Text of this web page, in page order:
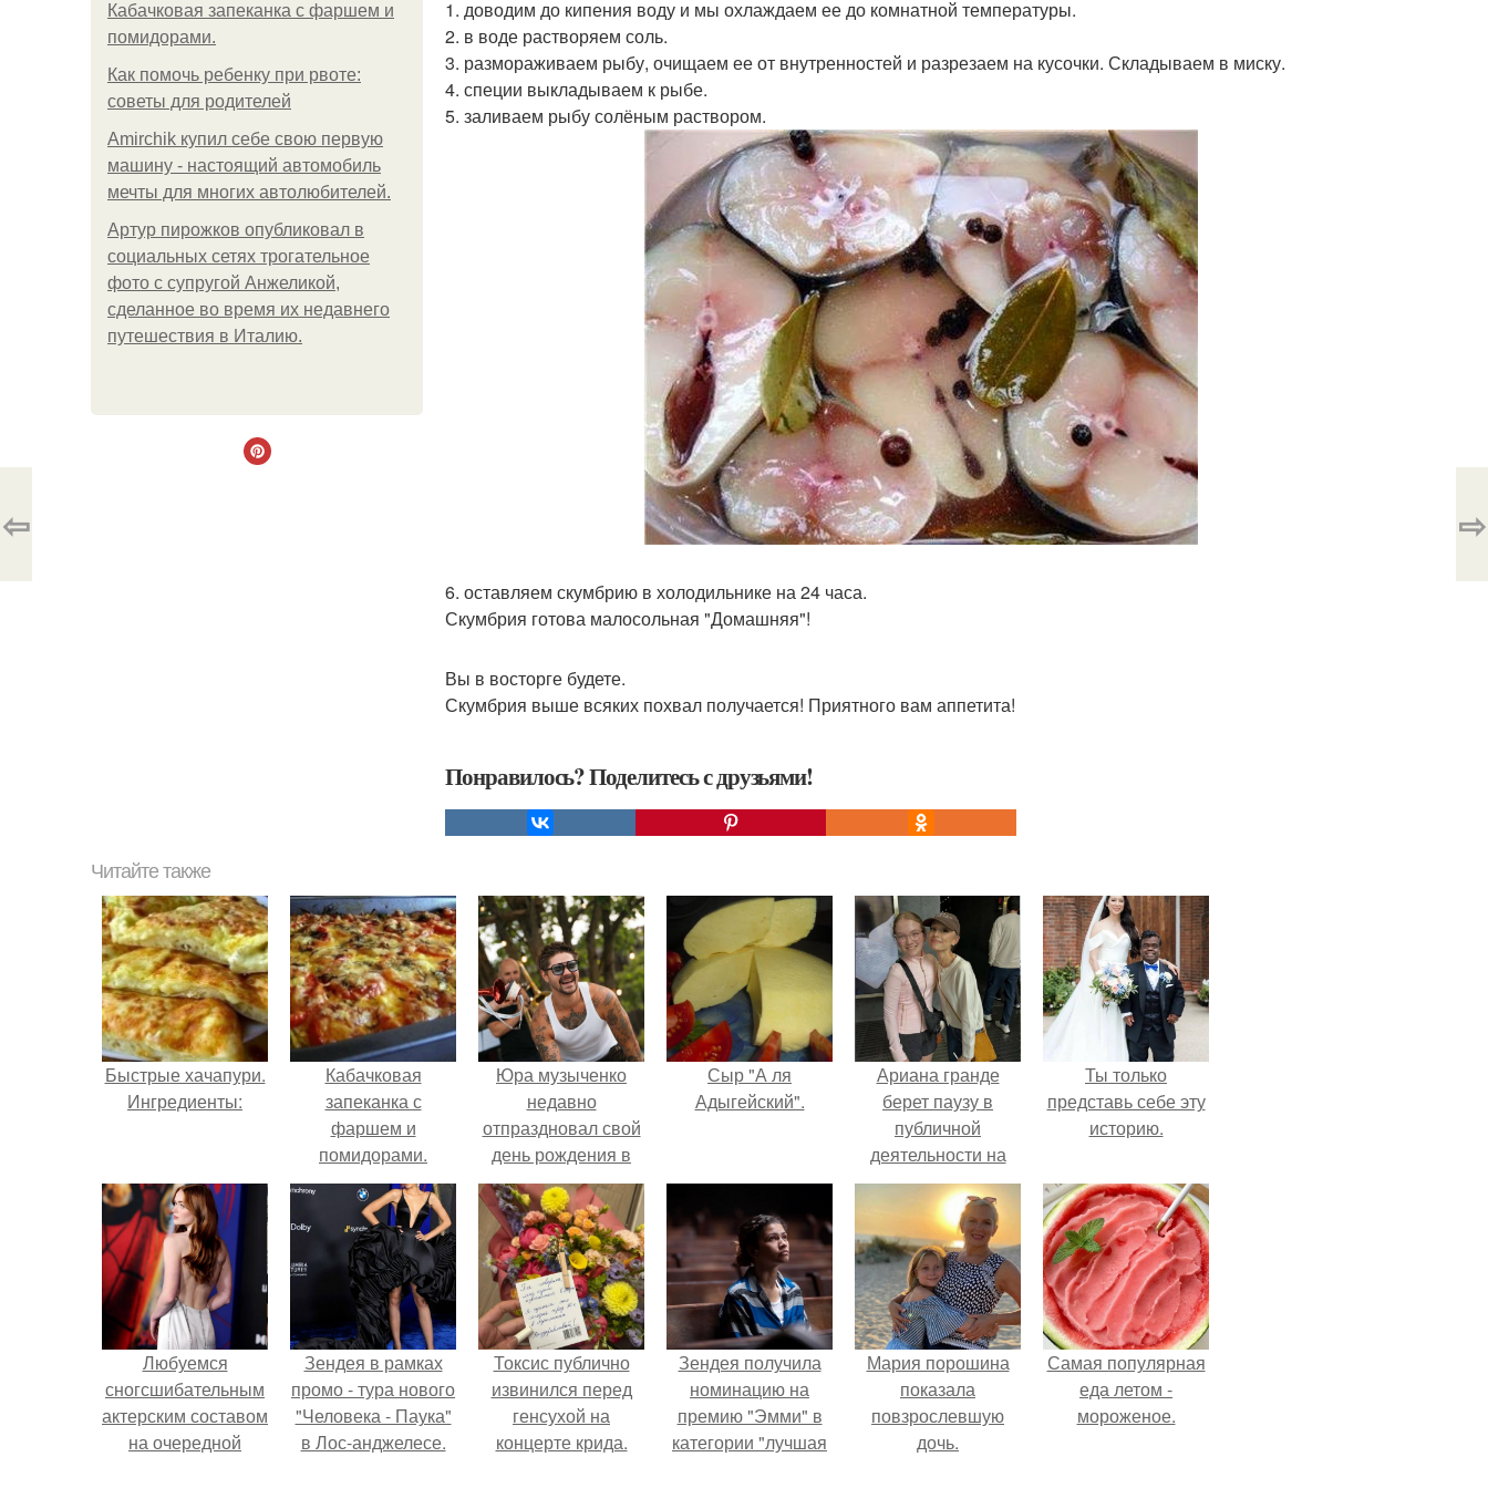
Кабачковая запеканка с фаршем и
помидорами.
Как помочь ребенку при рвоте:
советы для родителей
Amirchik купил себе свою первую
машину - настоящий автомобиль
мечты для многих автолюбителей.
Артур пирожков опубликовал в
социальных сетях трогательное
фото с супругой Анжеликой,
сделанное во время их недавнего
путешествия в Италию.
1. доводим до кипения воду и мы охлаждаем ее до комнатной температуры.
2. в воде растворяем соль.
3. размораживаем рыбу, очищаем ее от внутренностей и разрезаем на кусочки. Складываем в миску.
4. специи выкладываем к рыбе.
5. заливаем рыбу солёным раствором.
6. оставляем скумбрию в холодильнике на 24 часа.
Скумбрия готова малосольная "Домашняя"!
Вы в восторге будете.
Скумбрия выше всяких похвал получается! Приятного вам аппетита!
Понравилось? Поделитесь с друзьями!
⇦ ⇨
Читайте также
Быстрые хачапури.
Ингредиенты:
Кабачковая
запеканка с
фаршем и
помидорами.
Юра музыченко
недавно
отпраздновал свой
день рождения в
кругу самых
близких и родных
людей.
Сыр "А ля
Адыгейский".
Ариана гранде
берет паузу в
публичной
деятельности на
фоне слухов о
своем здоровье.
Ты только
представь себе эту
историю.
Любуемся
сногсшибательным
актерским составом
на очередной
Зендея в рамках
промо - тура нового
"Человека - Паука"
в Лос-анджелесе.
Токсис публично
извинился перед
генсухой на
концерте крида.
Зендея получила
номинацию на
премию "Эмми" в
категории "лучшая
Мария порошина
показала
повзрослевшую
дочь.
Самая популярная
еда летом -
мороженое.